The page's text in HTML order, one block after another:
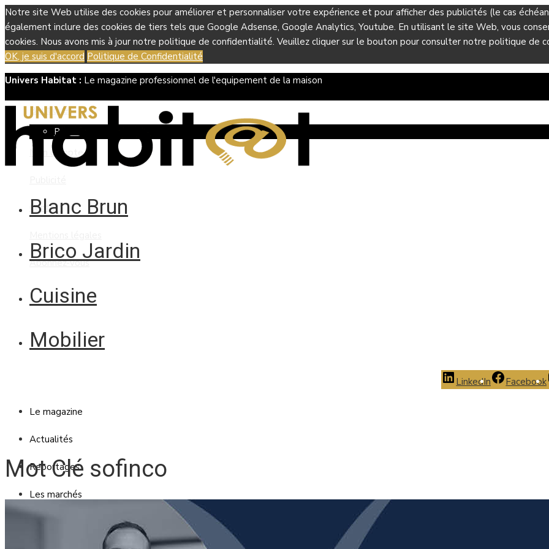
Notre site Web utilise des cookies pour améliorer et personnaliser votre expérience et pour afficher des publicités (le cas
également inclure des cookies de tiers tels que Google Adsense, Google Analytics, Youtube. En utilisant le site Web, vous
cookies. Nous avons mis à jour notre politique de confidentialité. Veuillez cliquer sur le bouton pour consulter notre politique de
OK, je suis d'accord Politique de Confidentialité
Univers Habitat : Le magazine professionnel de l'equipement de la maison
Boutique
Panier
Mon compte
Contact
Abonnez-vous
Blanc Brun
Brico Jardin
Cuisine
Mobilier
LinkedIn Facebook
Le magazine
Actualités
Reportages
Les marchés
Mot Clé sofinco